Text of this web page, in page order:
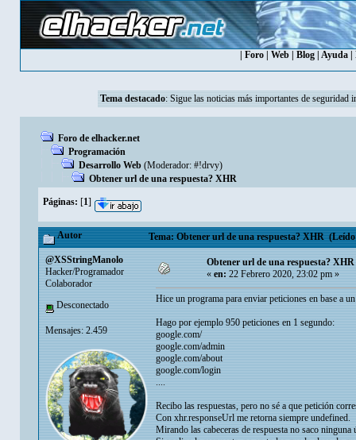
Foro| Web| Blog| Ayuda|
Tema destacado: Sigue las noticias más importantes de seguridad
Foro de elhacker.net
Programación
Desarrollo Web (Moderador: #!drvy)
Obtener url de una respuesta? XHR
Páginas: [1]
Autor Tema: Obtener url de una respuesta? XHR (Leído
@XSStringManolo
Hacker/Programador
Colaborador
Desconectado
Mensajes: 2.459
Obtener url de una respuesta? XHR
«en:22 Febrero 2020, 23:02 pm »
Hice un programa para enviar peticiones en base a
Hago por ejemplo 950 peticiones en 1 segundo:
google.com/
google.com/admin
google.com/about
google.com/login
....
Recibo las respuestas, pero no sé a que petición
Con xhr.responseUrl me retorna siempre undefined.
Mirando las cabeceras de respuesta no saco